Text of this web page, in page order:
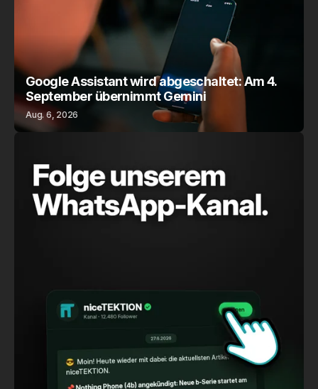
Google Assistant wird abgeschaltet: Am 4.
September übernimmt Gemini
Aug. 6, 2026